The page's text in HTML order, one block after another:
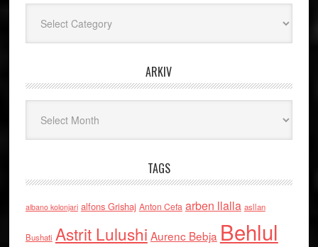
ARKIV
TAGS
albano kolonjari alfons Grishaj Anton Cefa arben llalla asllan
Bushati Astrit Lulushi Aurenc Bebja Behlul